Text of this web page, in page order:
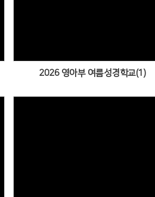
2026 영아부 여름성경학교(1)